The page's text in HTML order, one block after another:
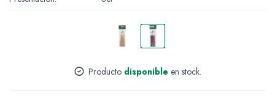
Producto disponible en stock.